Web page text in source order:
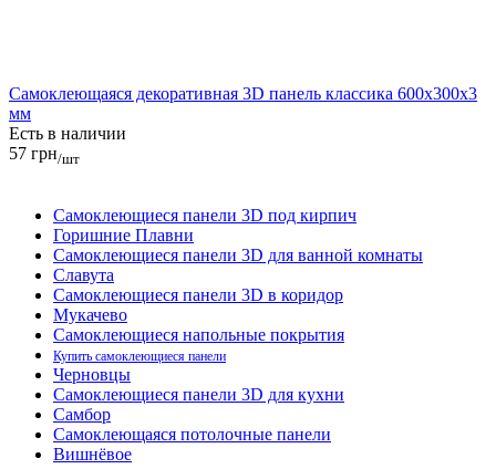
Самоклеющаяся декоративная 3D панель классика 600x300x3
мм
Есть в наличии
57 грн/шт
Самоклеющиеся панели 3D под кирпич
Горишние Плавни
Самоклеющиеся панели 3D для ванной комнаты
Славута
Самоклеющиеся панели 3D в коридор
Мукачево
Самоклеющиеся напольные покрытия
Купить самоклеющиеся панели
Черновцы
Самоклеющиеся панели 3D для кухни
Самбор
Самоклеющаяся потолочные панели
Вишнёвое